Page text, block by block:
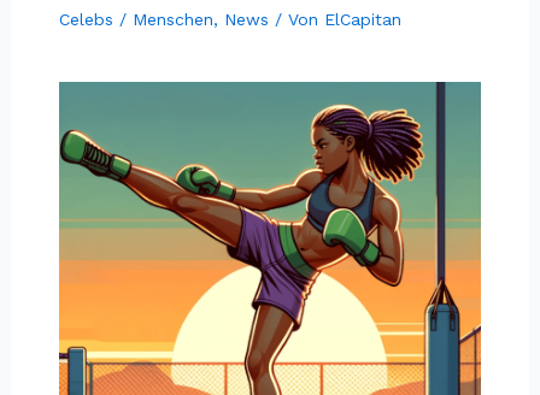
Celebs / Menschen, News / Von ElCapitan